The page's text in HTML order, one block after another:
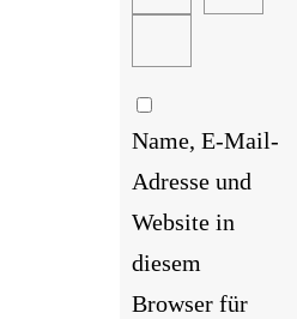
Name, E-Mail-
Adresse und
Website in
diesem
Browser für